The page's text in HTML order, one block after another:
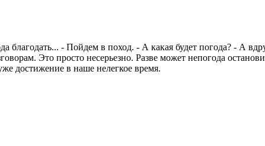
благодать... - Пойдем в поход. - А какая будет погода? - А
Это просто несерьезно. Разве может непогода
достижение в наше нелегкое время.